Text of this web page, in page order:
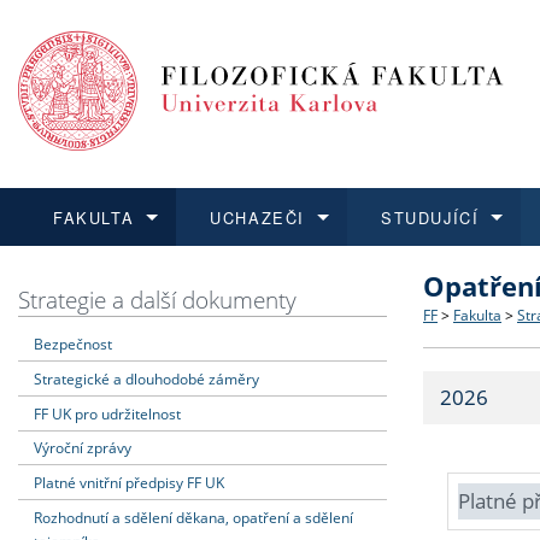
FAKULTA
Dozvědět se více
Struktura
Strategie
Fakultní
UCHAZEČI
Podat přihlášku
Co
Učitelské
STUDUJÍCÍ
Dozvědět se více
Dozvědět se více
O vědě a
Dozvědět se více
Aktuální
Strategie a další dokumenty
Bezpečnost
Strategické a dlouhodobé záměry
FF UK pro udržitelnost
Výroční zprávy
Platné vnitřní předpisy FF UK
Rozhodnutí a sdělení děkana, opatření a sdělení
FF > Fakulta >
2026
Platné